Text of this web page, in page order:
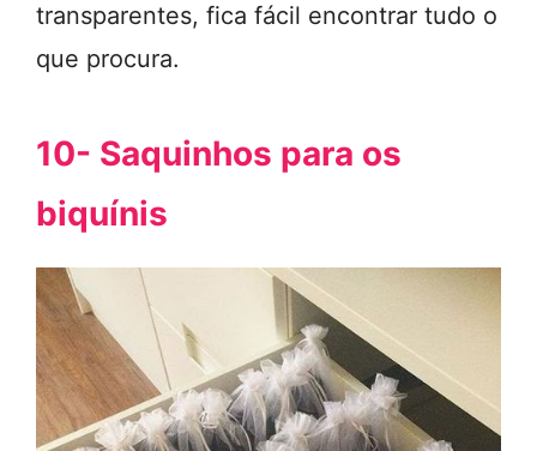
transparentes, fica fácil encontrar tudo o
que procura.
10- Saquinhos para os
biquínis